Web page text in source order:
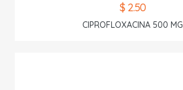
$ 2.50
CIPROFLOXACINA 500 MG